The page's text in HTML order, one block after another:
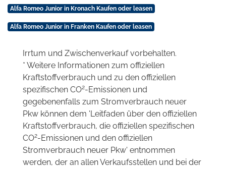
Alfa Romeo Junior in Kronach Kaufen oder leasen
Alfa Romeo Junior in Franken Kaufen oder leasen
Irrtum und Zwischenverkauf vorbehalten.
* Weitere Informationen zum offiziellen
Kraftstoffverbrauch und zu den offiziellen
spezifischen CO2-Emissionen und
gegebenenfalls zum Stromverbrauch neuer
Pkw können dem 'Leitfaden über den offiziellen
Kraftstoffverbrauch, die offiziellen spezifischen
CO2-Emissionen und den offiziellen
Stromverbrauch neuer Pkw' entnommen
werden, der an allen Verkaufsstellen und bei der